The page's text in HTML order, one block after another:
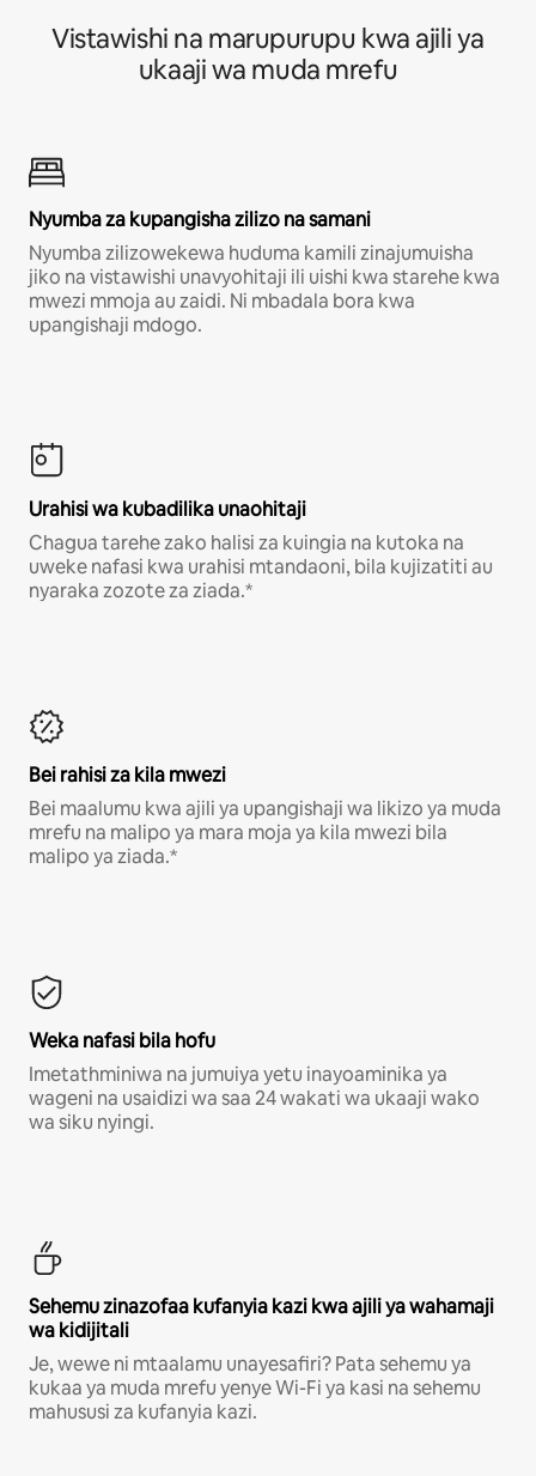
Vistawishi na marupurupu kwa ajili ya
ukaaji wa muda mrefu
Nyumba za kupangisha zilizo na samani
Nyumba zilizowekewa huduma kamili zinajumuisha
jiko na vistawishi unavyohitaji ili uishi kwa starehe kwa
mwezi mmoja au zaidi. Ni mbadala bora kwa
upangishaji mdogo.
Urahisi wa kubadilika unaohitaji
Chagua tarehe zako halisi za kuingia na kutoka na
uweke nafasi kwa urahisi mtandaoni, bila kujizatiti au
nyaraka zozote za ziada.*
Bei rahisi za kila mwezi
Bei maalumu kwa ajili ya upangishaji wa likizo ya muda
mrefu na malipo ya mara moja ya kila mwezi bila
malipo ya ziada.*
Weka nafasi bila hofu
Imetathminiwa na jumuiya yetu inayoaminika ya
wageni na usaidizi wa saa 24 wakati wa ukaaji wako
wa siku nyingi.
Sehemu zinazofaa kufanyia kazi kwa ajili ya wahamaji
wa kidijitali
Je, wewe ni mtaalamu unayesafiri? Pata sehemu ya
kukaa ya muda mrefu yenye Wi-Fi ya kasi na sehemu
mahususi za kufanyia kazi.